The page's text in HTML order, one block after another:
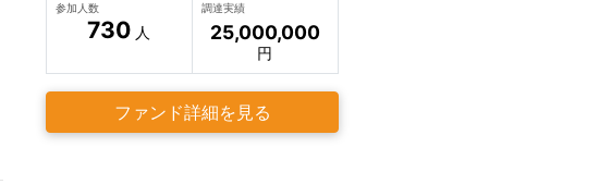
参加人数
730 人
調達実績
25,000,000
円
ファンド詳細を見る